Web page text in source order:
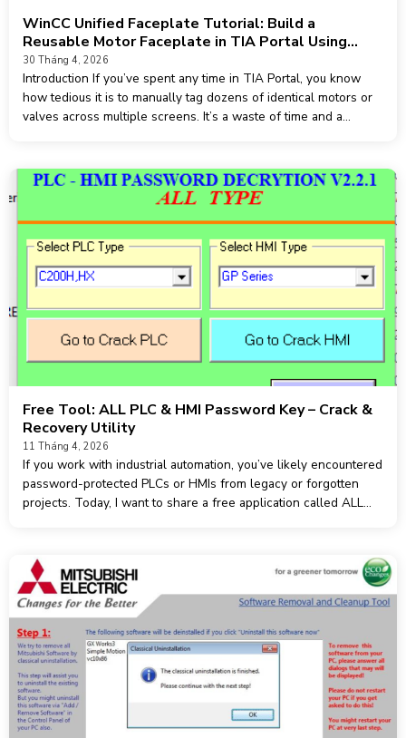
WinCC Unified Faceplate Tutorial: Build a
Reusable Motor Faceplate in TIA Portal Using
UDTs and Dynamic SVGs
30 Tháng 4, 2026
Introduction If you’ve spent any time in TIA Portal, you know
how tedious it is to manually tag dozens of identical motors or
valves across multiple screens. It’s a waste of time and a
Free Tool: ALL PLC & HMI Password Key – Crack &
Recovery Utility
11 Tháng 4, 2026
If you work with industrial automation, you’ve likely encountered
password-protected PLCs or HMIs from legacy or forgotten
projects. Today, I want to share a free application called ALL